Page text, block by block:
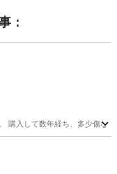
：
購入して数年経ち、多少傷